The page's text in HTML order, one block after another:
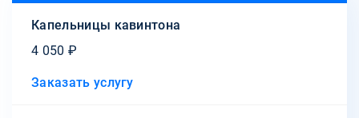
Капельницы кавинтона
4 050 ₽
Заказать услугу